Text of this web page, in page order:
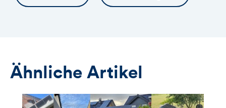
Ähnliche Artikel